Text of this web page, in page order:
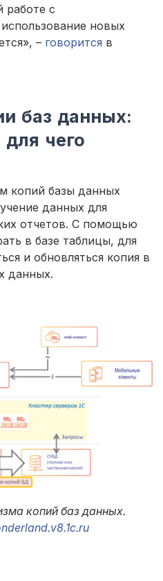
работе с
новых
– говорится в
баз данных:
для чего
копий базы данных
данных для
отчетов. С помощью
в базе таблицы, для
и обновляться копия в
данных.
копий баз данных.